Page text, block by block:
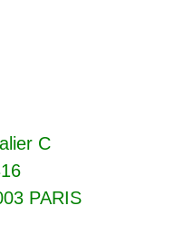
C
PARIS